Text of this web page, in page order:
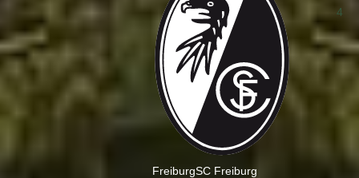
FreiburgSC Freiburg
4